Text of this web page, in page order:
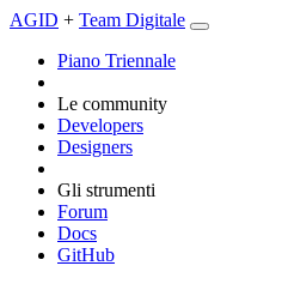
AGID + Team Digitale
Piano Triennale
Le community
Developers
Designers
Gli strumenti
Forum
Docs
GitHub